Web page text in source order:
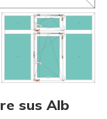
sus Alb